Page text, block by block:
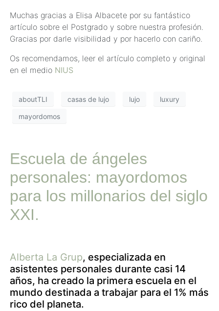
Muchas gracias a Elisa Albacete por su fantástico
artículo sobre el Postgrado y sobre nuestra profesión.
Gracias por darle visibilidad y por hacerlo con cariño.
Os recomendamos, leer el artículo completo y original
en el medio NIUS
aboutTLI casas de lujo lujo luxury
mayordomos
Escuela de ángeles
personales: mayordomos
para los millonarios del siglo
XXI.
Alberta La Grup, especializada en
asistentes personales durante casi 14
años, ha creado la primera escuela en el
mundo destinada a trabajar para el 1% más
rico del planeta.